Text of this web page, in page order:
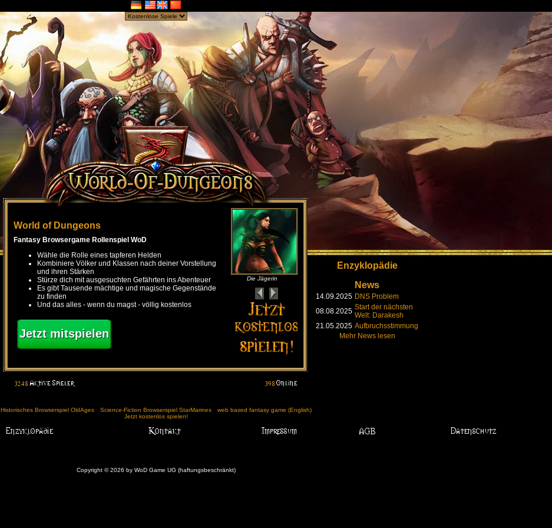
World of Dungeons
Fantasy Browsergame Rollenspiel WoD
Wähle die Rolle eines tapferen Helden
Kombiniere Völker und Klassen nach deiner Vorstellung
und ihren Stärken
Stürze dich mit ausgesuchten Gefährten ins Abenteuer
Es gibt Tausende mächtige und magische Gegenstände
zu finden
Und das alles - wenn du magst - völlig kostenlos
Jetzt mitspielen
Die Jägerin
Enzyklopädie
News
14.09.2025 DNS Problem
08.08.2025 Start der nächsten
Welt: Darakesh
21.05.2025 Aufbruchsstimmung
Mehr News lesen
Historisches Browserspiel OldAges Science-Fiction Browserspiel StarMarines
web based fantasy game (English)
Jetzt kostenlos spielen!
Copyright © 2026 by WoD Game UG (haftungsbeschränkt)